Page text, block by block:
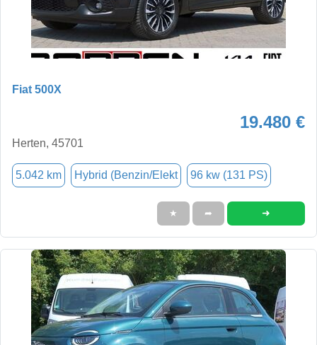
Fiat 500X
19.480 €
Herten, 45701
5.042 km Hybrid (Benzin/Elekt 96 kw (131 PS)
★ ➦ ➜